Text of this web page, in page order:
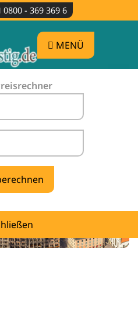
0800 - 369 369 6
MENÜ
an der Alz -
tanken